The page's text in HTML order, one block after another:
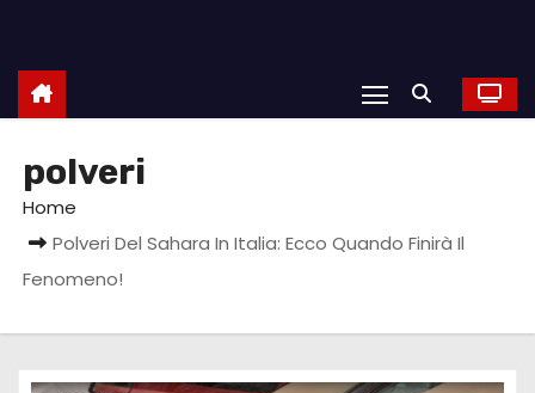
polveri
Home
Polveri Del Sahara In Italia: Ecco Quando Finirà Il
Fenomeno!